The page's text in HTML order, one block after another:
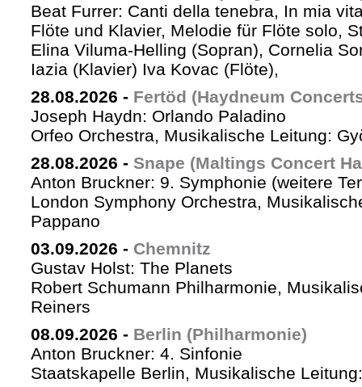
Beat Furrer: Canti della tenebra, In mia
Flöte und Klavier, Melodie für Flöte solo,
Elina Viluma-Helling (Sopran), Cornelia
Iazia (Klavier) Iva Kovac (Flöte),
28.08.2026 - Fertöd (Haydneum
Joseph Haydn: Orlando Paladino
Orfeo Orchestra, Musikalische Leitung:
28.08.2026 - Snape (Maltings Concert
Anton Bruckner: 9. Symphonie (weitere
London Symphony Orchestra,
Pappano
03.09.2026 - Chemnitz
Gustav Holst: The Planets
Robert Schumann Philharmonie,
Reiners
08.09.2026 - Berlin (Philharmonie)
Anton Bruckner: 4. Sinfonie
Staatskapelle Berlin, Musikalische